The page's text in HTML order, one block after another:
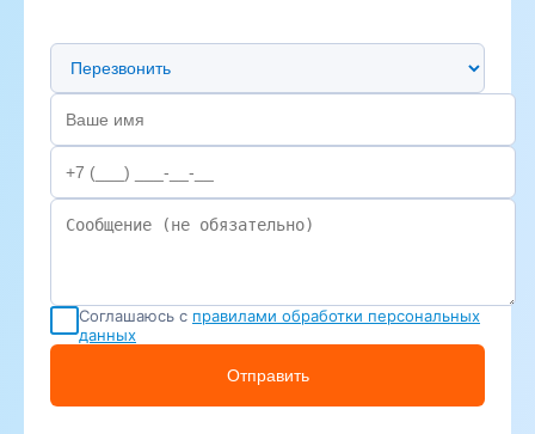
Предпочтительный способ связи
Соглашаюсь с правилами обработки персональных
данных
Отправить